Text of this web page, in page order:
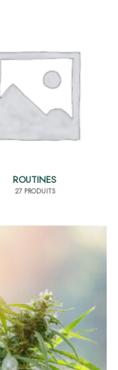
ROUTINES
27 PRODUITS